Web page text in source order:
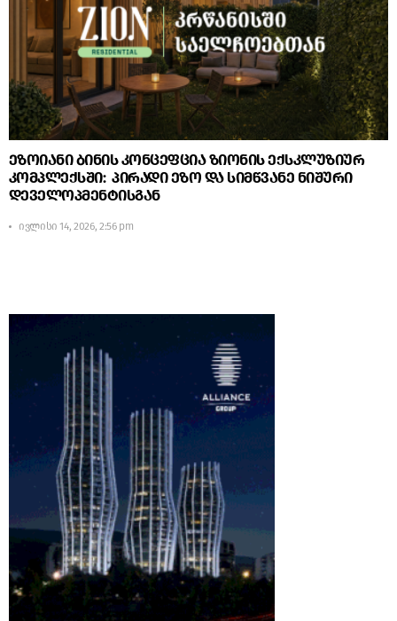
ეზოიანი ბინის კონცეფცია ზიონის ექსკლუზიურ
კომპლექსში: პირადი ეზო და სიმწვანე ნიშური
დეველოპმენტისგან
ივლისი 14, 2026, 2:56 pm